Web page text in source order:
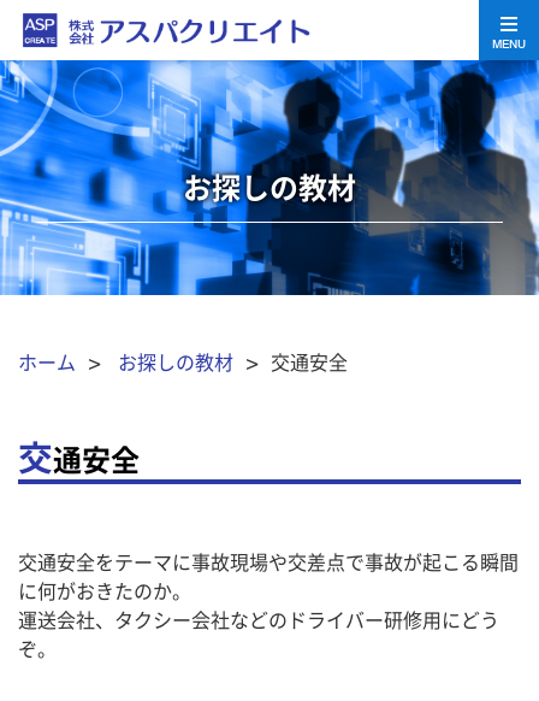
MENU
お探しの教材
ホーム > お探しの教材 > 交通安全
交通安全
交通安全をテーマに事故現場や交差点で事故が起こる瞬間
に何がおきたのか。
運送会社、タクシー会社などのドライバー研修用にどう
ぞ。